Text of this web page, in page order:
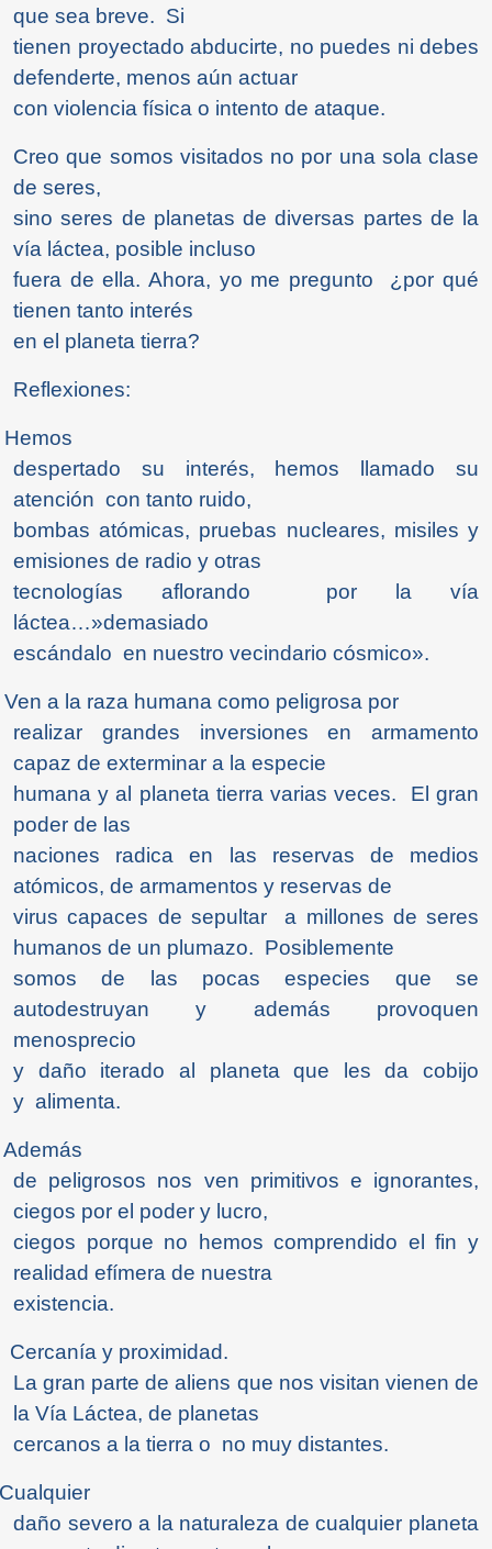
que sea breve. Si
tienen proyectado abducirte, no puedes ni debes
defenderte, menos aún actuar
con violencia física o intento de ataque.
Creo que somos visitados no por una sola clase
de seres,
sino seres de planetas de diversas partes de la
vía láctea, posible incluso
fuera de ella. Ahora, yo me pregunto ¿por qué
tienen tanto interés
en el planeta tierra?
Reflexiones:
Hemos
despertado su interés, hemos llamado su
atención con tanto ruido,
bombas atómicas, pruebas nucleares, misiles y
emisiones de radio y otras
tecnologías aflorando por la vía
láctea…»demasiado
escándalo en nuestro vecindario cósmico».
Ven a la raza humana como peligrosa por
realizar grandes inversiones en armamento
capaz de exterminar a la especie
humana y al planeta tierra varias veces. El gran
poder de las
naciones radica en las reservas de medios
atómicos, de armamentos y reservas de
virus capaces de sepultar a millones de seres
humanos de un plumazo. Posiblemente
somos de las pocas especies que se
autodestruyan y además provoquen
menosprecio
y daño iterado al planeta que les da cobijo
y alimenta.
Además
de peligrosos nos ven primitivos e ignorantes,
ciegos por el poder y lucro,
ciegos porque no hemos comprendido el fin y
realidad efímera de nuestra
existencia.
Cercanía y proximidad.
La gran parte de aliens que nos visitan vienen de
la Vía Láctea, de planetas
cercanos a la tierra o no muy distantes.
daño severo a la naturaleza de cualquier planeta